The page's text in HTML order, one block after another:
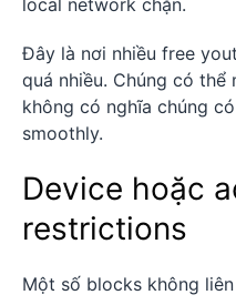
Đây là nơi nhiều free
quá nhiều. Chúng có
không có nghĩa chúng
smoothly.
Device hoặc
restrictions
Một số blocks không